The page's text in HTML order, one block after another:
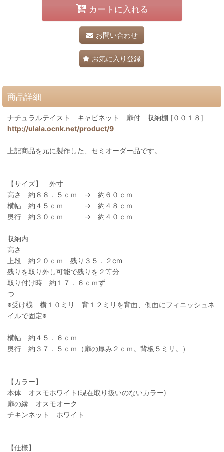
カートに入れる
お問い合わせ
お気に入り登録
商品詳細
ナチュラルテイスト キャビネット 扉付 収納棚 [００１８]
http://ulala.ocnk.net/product/9
上記商品を元に製作した、セミオーダー品です。
【サイズ】 外寸
高さ 約８８．５ｃｍ → 約６０ｃｍ
横幅 約４５ｃｍ → 約４８ｃｍ
奥行 約３０ｃｍ → 約４０ｃｍ
収納内
高さ
上段 約２０ｃｍ 残り３５．２cm
残りを取り外し可能で残りを２等分
取り付け時 約１７．６ｃｍず
つ
※受け桟 横１０ミリ 背１２ミリを背面、側面にフィニッシュネ
イルで固定※
横幅 約４５．６ｃｍ
奥行 約３７．５ｃｍ（扉の厚み２ｃｍ。背板５ミリ。）
【カラー】
本体 オスモホワイト(現在取り扱いのないカラー)
扉の縁 オスモオーク
チキンネット ホワイト
【仕様】